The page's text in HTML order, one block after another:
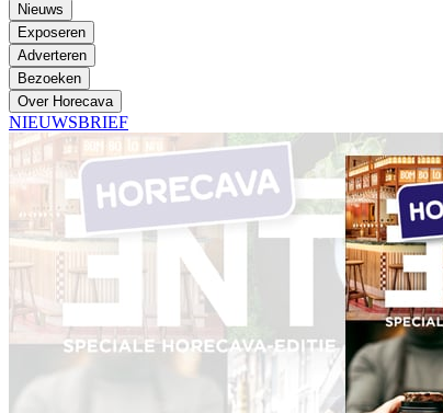
Nieuws
Exposeren
Adverteren
Bezoeken
Over Horecava
NIEUWSBRIEF